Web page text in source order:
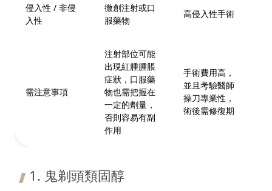
侵入性 / 非侵
入性
微創注射或口
服藥物
高侵入性手術
需注意事項
注射部位可能
出現紅腫腫脹
症狀，口服藥
物也需把握在
一定的劑量，
否則容易有副
作用
手術費用高，
並且考驗醫師
操刀專業性，
術後需修復期
1. 鬼剃頭類固醇